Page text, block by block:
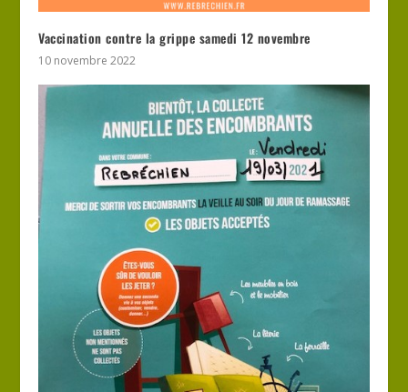
Vaccination contre la grippe samedi 12 novembre
10 novembre 2022